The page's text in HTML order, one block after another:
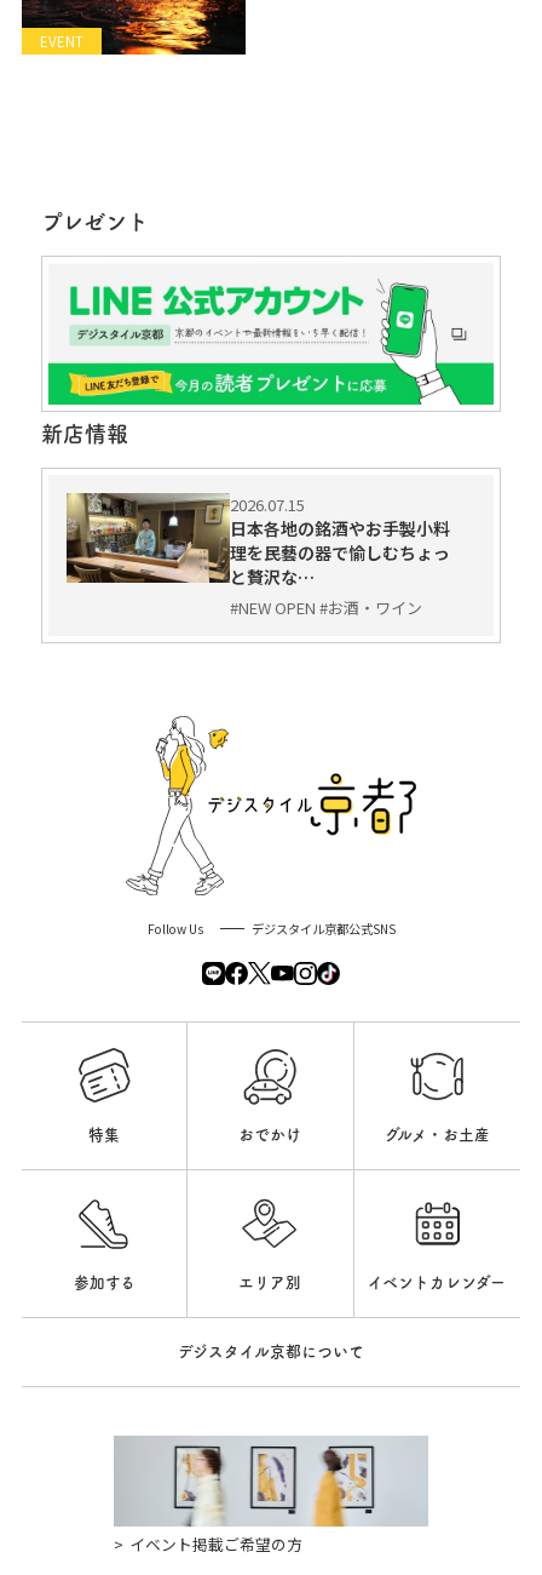
EVENT
プレゼント
新店情報
2026.07.15
日本各地の銘酒やお手製小料
理を民藝の器で愉しむちょっ
と贅沢な…
#NEW OPEN #お酒・ワイン
Follow Us デジスタイル京都公式SNS
特集 おでかけ グルメ・お土産
参加する エリア別 イベントカレンダー
デジスタイル京都について
イベント掲載ご希望の方